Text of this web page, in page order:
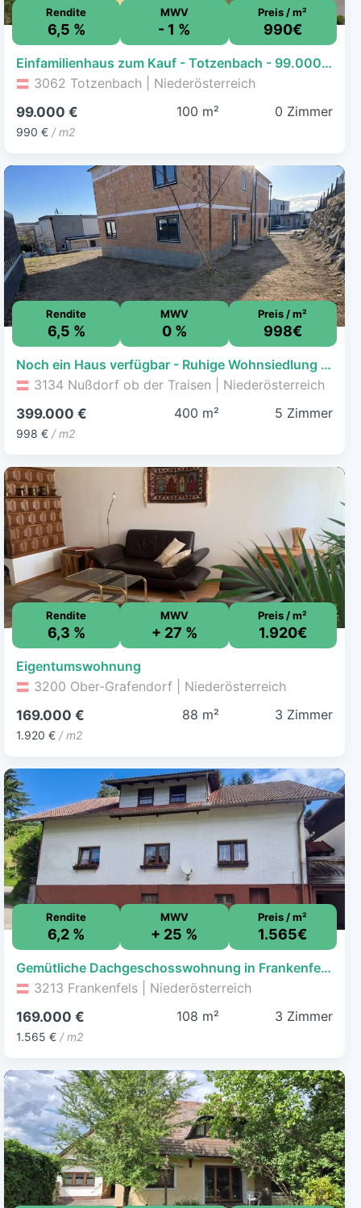
Rendite
6,5 %
MWV
- 1 %
Preis / m²
990€
Einfamilienhaus zum Kauf - Totzenbach - 99.000 € - 100 m², 600 m² Grundstück
3062 Totzenbach | Niederösterreich
99.000 €
990 € / m2
100 m² 0 Zimmer
Rendite
6,5 %
MWV
0 %
Preis / m²
998€
Noch ein Haus verfügbar - Ruhige Wohnsiedlung - Energieeffiziente Neubau-Doppelhaushälfte
3134 Nußdorf ob der Traisen | Niederösterreich
399.000 €
998 € / m2
400 m² 5 Zimmer
Rendite
6,3 %
MWV
+ 27 %
Preis / m²
1.920€
Eigentumswohnung
3200 Ober-Grafendorf | Niederösterreich
169.000 €
1.920 € / m2
88 m² 3 Zimmer
Rendite
6,2 %
MWV
+ 25 %
Preis / m²
1.565€
Gemütliche Dachgeschosswohnung in Frankenfels - Ihr Rückzugsort in den niederösterreichischen Voralpen
3213 Frankenfels | Niederösterreich
169.000 €
1.565 € / m2
108 m² 3 Zimmer